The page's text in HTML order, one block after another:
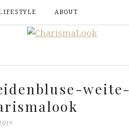
ABOUT
weite-